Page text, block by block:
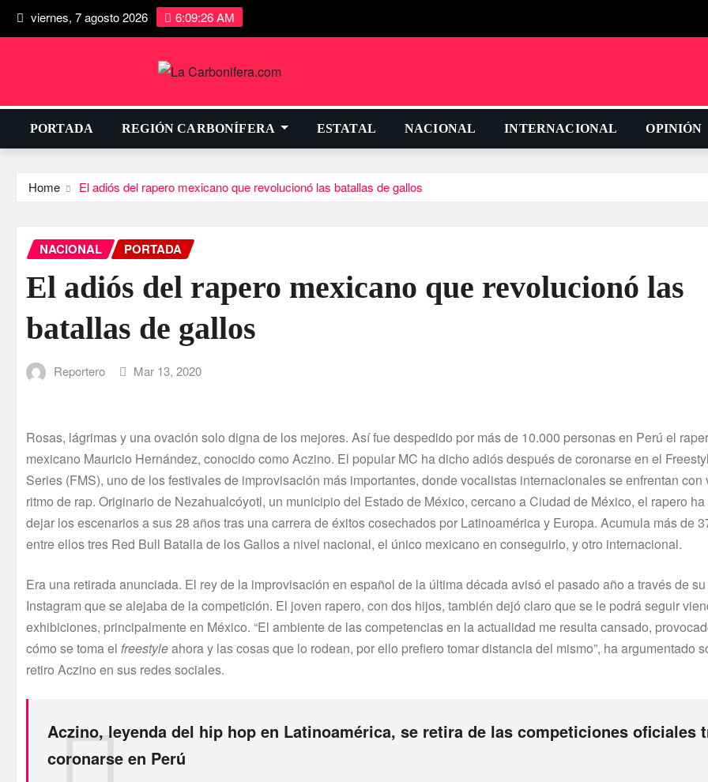
viernes, 7 agosto 2026 6:09:27 AM
PORTADA REGIÓN CARBONÍFERA ESTATAL NACIONAL INTERNACIONAL OPINIÓN
Home El adiós del rapero mexicano que revolucionó las batallas de gallos
NACIONAL PORTADA
El adiós del rapero mexicano que revolucionó las
batallas de gallos
Reportero Mar 13, 2020
Rosas, lágrimas y una ovación solo digna de los mejores. Así fue despedido por más de 10.000 personas en Perú el
mexicano Mauricio Hernández, conocido como Aczino. El popular MC ha dicho adiós después de coronarse en el
Series (FMS), uno de los festivales de improvisación más importantes, donde vocalistas internacionales se enfrentan con
ritmo de rap. Originario de Nezahualcóyotl, un municipio del Estado de México, cercano a Ciudad de México, el rapero
dejar los escenarios a sus 28 años tras una carrera de éxitos cosechados por Latinoamérica y Europa. Acumula más de
entre ellos tres Red Bull Batalla de los Gallos a nivel nacional, el único mexicano en conseguirlo, y otro internacional.
Era una retirada anunciada. El rey de la improvisación en español de la última década avisó el pasado año a través de
Instagram que se alejaba de la competición. El joven rapero, con dos hijos, también dejó claro que se le podrá seguir
exhibiciones, principalmente en México. “El ambiente de las competencias en la actualidad me resulta cansado,
cómo se toma el freestyleahora y las cosas que lo rodean, por ello prefiero tomar distancia del mismo”, ha argumentado
retiro Aczino en sus redes sociales.
Aczino, leyenda del hip hop en Latinoamérica, se retira de las competiciones oficiales
coronarse en Perú